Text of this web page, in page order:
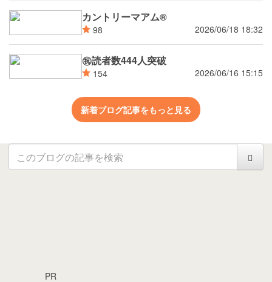
カントリーマアム®
98 2026/06/18 18:32
㊗読者数444人突破
154 2026/06/16 15:15
新着ブログ記事をもっと見る
PR